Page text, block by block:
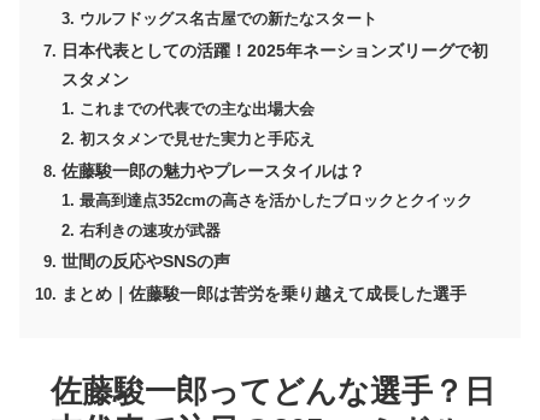
ウルフドッグス名古屋での新たなスタート
日本代表としての活躍！2025年ネーションズリーグで初
スタメン
これまでの代表での主な出場大会
初スタメンで見せた実力と手応え
佐藤駿一郎の魅力やプレースタイルは？
最高到達点352cmの高さを活かしたブロックとクイック
右利きの速攻が武器
世間の反応やSNSの声
まとめ｜佐藤駿一郎は苦労を乗り越えて成長した選手
佐藤駿一郎ってどんな選手？日